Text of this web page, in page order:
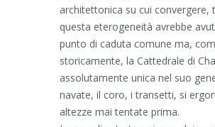
architettonica su cui convergere,
questa eterogeneità avrebbe
punto di caduta comune ma,
storicamente, la Cattedrale di
assolutamente unica nel suo
navate, il coro, i transetti, si
altezze mai tentate prima.